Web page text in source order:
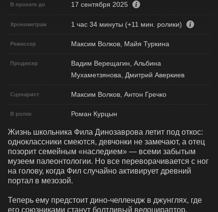
В прокате до 17 сентября 2025
Хронометраж 1 час 34 минуты (+11 мин. ролики)
Режиссер Максим Волков, Майя Туркина
Продюсер
Вадим Верещагин, Альбина
Мухаметзянова, Дмитрий Аверкиев
Сценарист Максим Волков, Антон Гречко
В ролях Роман Курцын
Жизнь школьника Фила Динозаврова летит под откос:
одноклассники смеются, девчонки не замечают, а отец
позорит семейным «наследием» — всеми забытым
музеем палеонтологии. Но все переворачивается с ног
на голову, когда Фил случайно активирует древний
портал в мезозой.
Теперь ему предстоит дино-челлендж в джунглях, где
его союзниками станут болтливый велоцираптор,